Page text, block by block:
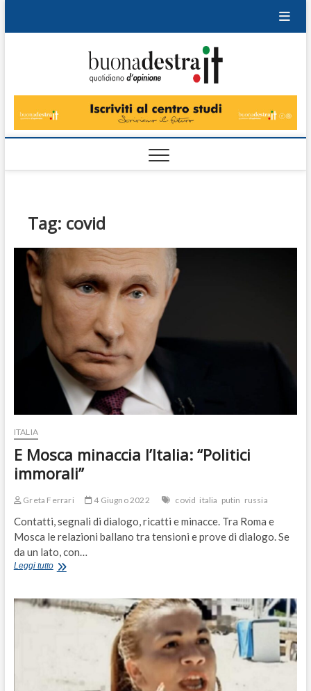
Tag: covid
ITALIA
E Mosca minaccia l’Italia: “Politici
immorali”
Greta Ferrari 4 Giugno 2022 covid italia putin russia
Contatti, segnali di dialogo, ricatti e minacce. Tra Roma e
Mosca le relazioni ballano tra tensioni e prove di dialogo. Se
da un lato, con…
Leggi tuttoE
l’Italia:
“Politici